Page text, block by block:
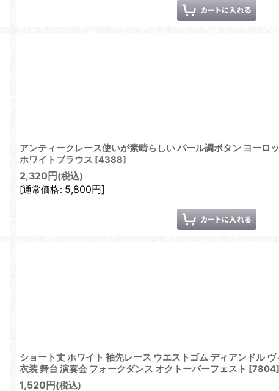
アンティークレース使いが素晴らしい パール調ボタン ヨーロ
ホワイトブラウス [4388]
2,320 円 (税込)
[通常価格: 5,800円]
ショート丈 ホワイト 袖先レース ウエストゴム ディアンドル
衣装 舞台 演奏会 フォークダンス オクトーバーフェスト [7804]
1,520 円 (税込)